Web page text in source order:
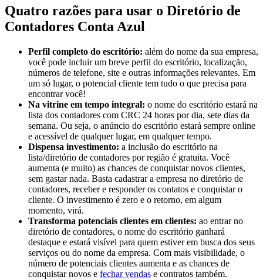
Quatro razões para usar o Diretório de
Contadores Conta Azul
Perfil completo do escritório: além do nome da sua empresa,
você pode incluir um breve perfil do escritório, localização,
números de telefone, site e outras informações relevantes. Em
um só lugar, o potencial cliente tem tudo o que precisa para
encontrar você!
Na vitrine em tempo integral: o nome do escritório estará na
lista dos contadores com CRC 24 horas por dia, sete dias da
semana. Ou seja, o anúncio do escritório estará sempre online
e acessível de qualquer lugar, em qualquer tempo.
Dispensa investimento: a inclusão do escritório na
lista/diretório de contadores por região é gratuita. Você
aumenta (e muito) as chances de conquistar novos clientes,
sem gastar nada. Basta cadastrar a empresa no diretório de
contadores, receber e responder os contatos e conquistar o
cliente. O investimento é zero e o retorno, em algum
momento, virá.
Transforma potenciais clientes em clientes: ao entrar no
diretório de contadores, o nome do escritório ganhará
destaque e estará visível para quem estiver em busca dos seus
serviços ou do nome da empresa. Com mais visibilidade, o
número de potenciais clientes aumenta e as chances de
conquistar novos e fechar vendas e contratos também.